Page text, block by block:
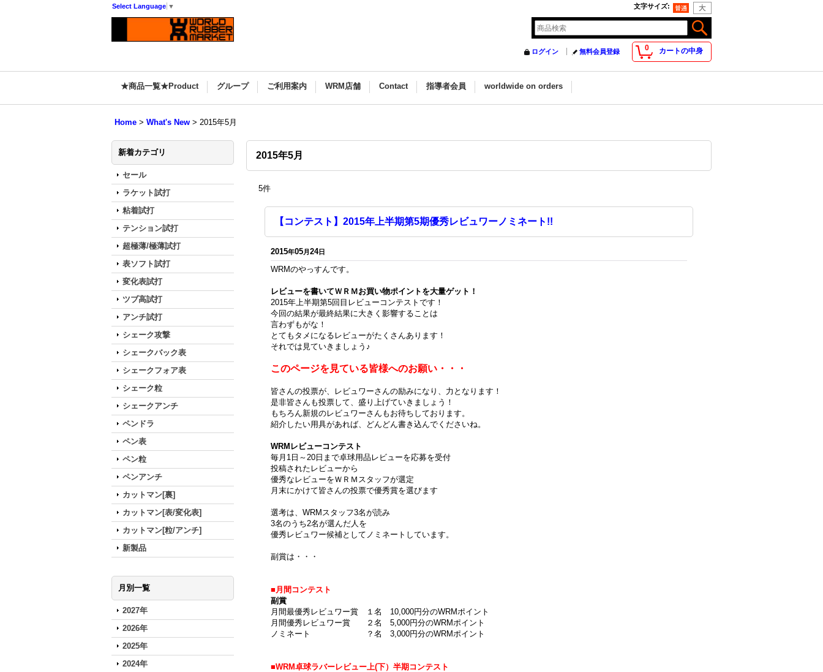
Select Language ▼ 文字サイズ:
0 カートの中身
ログイン 無料会員登録
★商品一覧★Product グループ ご利用案内 WRM店舗 Contact 指導者会員 worldwide on orders
Home > What's New > 2015年5月
新着カテゴリ
セール
ラケット試打
粘着試打
テンション試打
超極薄/極薄試打
表ソフト試打
変化表試打
ツブ高試打
アンチ試打
シェーク攻撃
シェークバック表
シェークフォア表
シェーク粒
シェークアンチ
ペンドラ
ペン表
ペン粒
ペンアンチ
カットマン[裏]
カットマン[表/変化表]
カットマン[粒/アンチ]
新製品
月別一覧
2027年
2026年
2025年
2024年
2015年5月
5件
【コンテスト】2015年上半期第5期優秀レビュワーノミネート!!
2015年05月24日
WRMのやっすんです。
レビューを書いてＷＲＭお買い物ポイントを大量ゲット！
2015年上半期第5回目レビューコンテストです！
今回の結果が最終結果に大きく影響することは
言わずもがな！
とてもタメになるレビューがたくさんあります！
それでは見ていきましょう♪
このページを見ている皆様へのお願い・・・
皆さんの投票が、レビュワーさんの励みになり、力となります！
是非皆さんも投票して、盛り上げていきましょう！
もちろん新規のレビュワーさんもお待ちしております。
紹介したい用具があれば、どんどん書き込んでくださいね。
WRMレビューコンテスト
毎月1日～20日まで卓球用品レビューを応募を受付
投稿されたレビューから
優秀なレビューをＷＲＭスタッフが選定
月末にかけて皆さんの投票で優秀賞を選びます
選考は、WRMスタッフ3名が読み
3名のうち2名が選んだ人を
優秀レビュワー候補としてノミネートしています。
副賞は・・・
■月間コンテスト
副賞
月間最優秀レビュワー賞 １名 10,000円分のWRMポイント
月間優秀レビュワー賞 ２名 5,000円分のWRMポイント
ノミネート ？名 3,000円分のWRMポイント
■WRM卓球ラバーレビュー上(下）半期コンテスト